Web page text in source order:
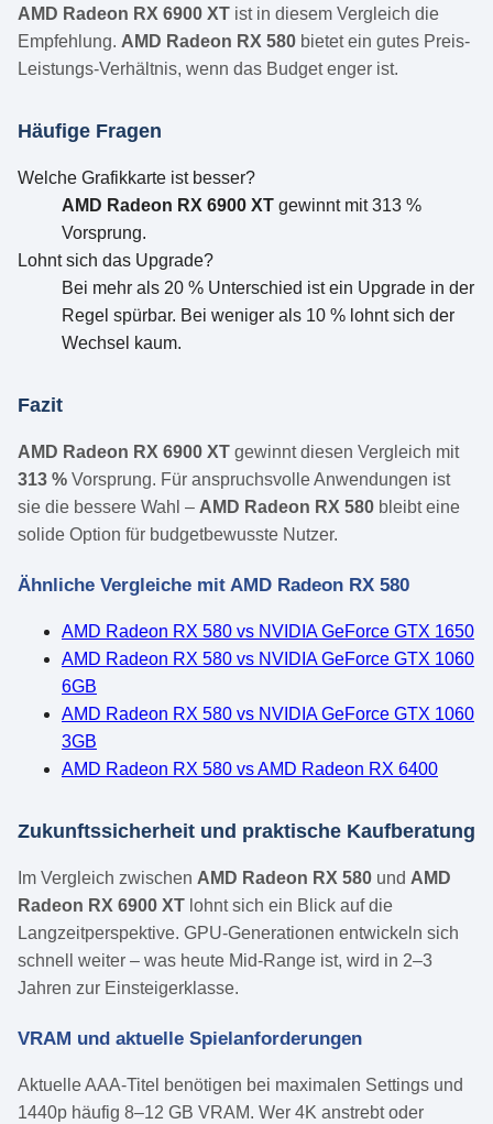
AMD Radeon RX 6900 XT ist in diesem Vergleich die
Empfehlung. AMD Radeon RX 580 bietet ein gutes Preis-
Leistungs-Verhältnis, wenn das Budget enger ist.
Häufige Fragen
Welche Grafikkarte ist besser?
AMD Radeon RX 6900 XT gewinnt mit 313 %
Vorsprung.
Lohnt sich das Upgrade?
Bei mehr als 20 % Unterschied ist ein Upgrade in der
Regel spürbar. Bei weniger als 10 % lohnt sich der
Wechsel kaum.
Fazit
AMD Radeon RX 6900 XT gewinnt diesen Vergleich mit
313 % Vorsprung. Für anspruchsvolle Anwendungen ist
sie die bessere Wahl – AMD Radeon RX 580 bleibt eine
solide Option für budgetbewusste Nutzer.
Ähnliche Vergleiche mit AMD Radeon RX 580
AMD Radeon RX 580 vs NVIDIA GeForce GTX 1650
AMD Radeon RX 580 vs NVIDIA GeForce GTX 1060
6GB
AMD Radeon RX 580 vs NVIDIA GeForce GTX 1060
3GB
AMD Radeon RX 580 vs AMD Radeon RX 6400
Zukunftssicherheit und praktische Kaufberatung
Im Vergleich zwischen AMD Radeon RX 580 und AMD
Radeon RX 6900 XT lohnt sich ein Blick auf die
Langzeitperspektive. GPU-Generationen entwickeln sich
schnell weiter – was heute Mid-Range ist, wird in 2–3
Jahren zur Einsteigerklasse.
VRAM und aktuelle Spielanforderungen
Aktuelle AAA-Titel benötigen bei maximalen Settings und
1440p häufig 8–12 GB VRAM. Wer 4K anstrebt oder